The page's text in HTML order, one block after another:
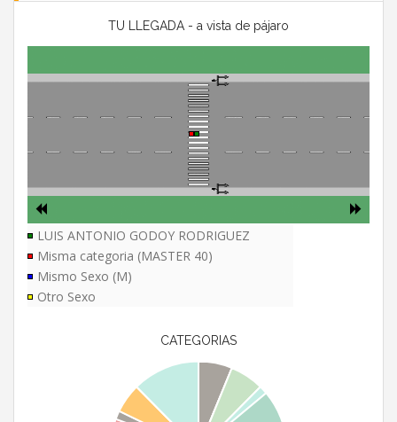
TU LLEGADA - a vista de pájaro
LUIS ANTONIO GODOY RODRIGUEZ
Misma categoria (MASTER 40)
Mismo Sexo (M)
Otro Sexo
CATEGORIAS